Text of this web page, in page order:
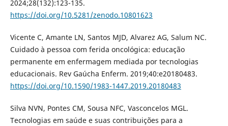
2024;28(132):123-135.
https://doi.org/10.5281/zenodo.10801623
Vicente C, Amante LN, Santos MJD, Alvarez AG, Salum NC.
Cuidado à pessoa com ferida oncológica: educação
permanente em enfermagem mediada por tecnologias
educacionais. Rev Gaúcha Enferm. 2019;40:e20180483.
https://doi.org/10.1590/1983-1447.2019.20180483
Silva NVN, Pontes CM, Sousa NFC, Vasconcelos MGL.
Tecnologias em saúde e suas contribuições para a